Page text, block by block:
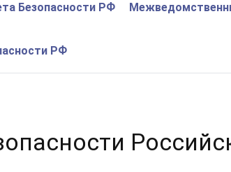
Безопасности РФ
РФ